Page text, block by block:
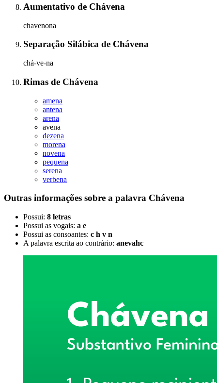
Aumentativo de Chávena
chavenona
Separação Silábica de Chávena
chá-ve-na
Rimas de Chávena
amena
antena
arena
avena
dezena
morena
novena
pequena
serena
verbena
Outras informações sobre a palavra Chávena
Possui: 8 letras
Possui as vogais: a e
Possui as consoantes: c h v n
A palavra escrita ao contrário: anevahc